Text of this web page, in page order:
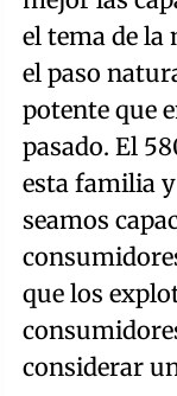
el tema de la
el paso
potente que
pasado. El
esta familia
seamos
que los
considerar